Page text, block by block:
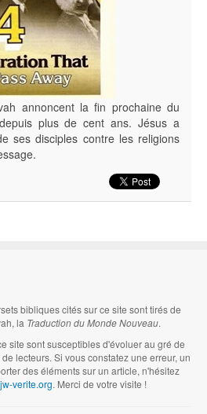
annoncent la fin prochaine du
plus de cent ans. Jésus a
ses disciples contre les religions
bibliques cités sur ce site sont tirés de
la Traduction du Monde Nouveau.
site sont susceptibles d'évoluer au gré de
lecteurs. Si vous constatez une erreur, un
des éléments sur un article, n'hésitez
verite.org. Merci de votre visite !